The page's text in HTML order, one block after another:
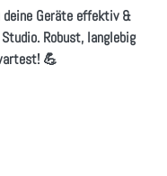
Geräte effektiv &
Robust, langlebig
💪